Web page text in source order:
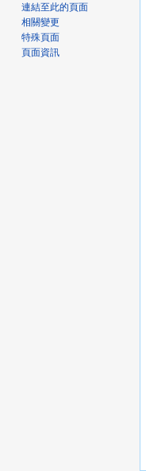
連結至此的頁面
相關變更
特殊頁面
頁面資訊